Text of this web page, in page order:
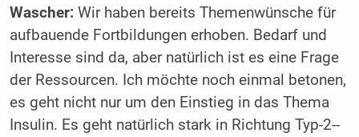
Wascher:Wir haben bereits Themen­wünsche für
aufbauende Fortbildungen erhoben. Bedarf und
Interesse sind da, aber natürlich ist es eine Frage
der Ressourcen. Ich möchte noch einmal betonen,
es geht nicht nur um den Einstieg in das Thema
Insulin. Es geht natürlich stark in Richtung Typ-2-­